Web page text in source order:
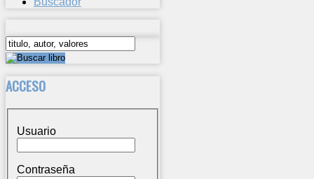
ACCESO
Usuario
Contraseña